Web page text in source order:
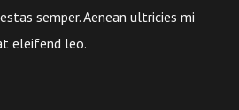
semper. Aenean ultricies mi
eleifend leo.